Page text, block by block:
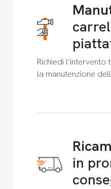
Richiedi l’intervento
la manutenzione
in